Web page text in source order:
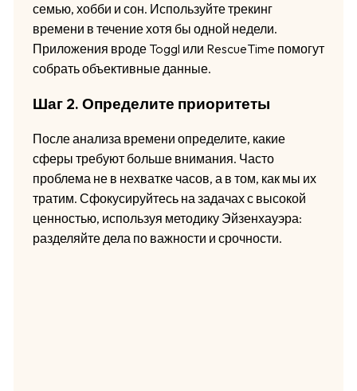
семью, хобби и сон. Используйте трекинг
времени в течение хотя бы одной недели.
Приложения вроде Toggl или RescueTime помогут
собрать объективные данные.
Шаг 2. Определите приоритеты
После анализа времени определите, какие
сферы требуют больше внимания. Часто
проблема не в нехватке часов, а в том, как мы их
тратим. Сфокусируйтесь на задачах с высокой
ценностью, используя методику Эйзенхауэра:
разделяйте дела по важности и срочности.